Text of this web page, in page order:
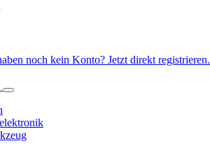
noch kein Konto? Jetzt direkt registrieren.